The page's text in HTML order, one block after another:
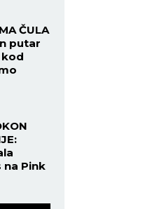
ČULA
putar
na Pink